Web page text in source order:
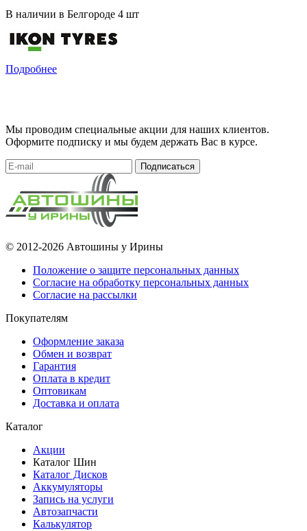
В наличии в Белгороде 4 шт
Подробнее
Мы проводим специальные акции для наших клиентов.
Оформите подписку и мы будем держать Вас в курсе.
Подписаться
© 2012-2026 Автошины у Ирины
Положение о защите персональных данных
Согласие на обработку персональных данных
Согласие на рассылки
Покупателям
Оформление заказа
Обмен и возврат
Гарантия
Оплата в кредит
Оптовикам
Доставка и оплата
Каталог
Акции
Каталог Шин
Каталог Дисков
Аккумуляторы
Запись на услуги
Автозапчасти
Калькулятор